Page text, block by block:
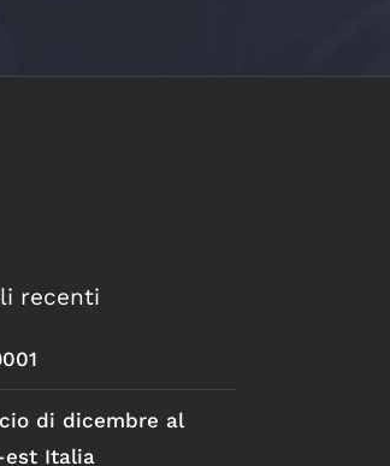
recenti
di dicembre al
est Italia